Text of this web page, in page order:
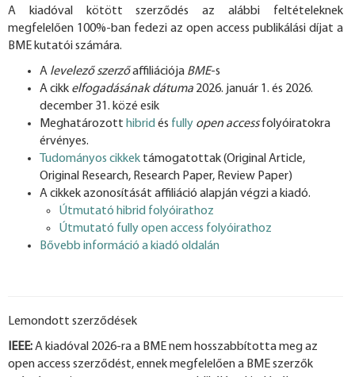
A kiadóval kötött szerződés az alábbi feltételeknek
megfelelően 100%-ban fedezi az open access publikálási díjat a
BME kutatói számára.
A levelező szerzőaffiliációja BME-s
A cikk elfogadásának dátuma 2026. január 1. és 2026.
december 31. közé esik
Meghatározott hibrid és fully open accessfolyóiratokra
érvényes.
Tudományos cikkek támogatottak (Original Article,
Original Research, Research Paper, Review Paper)
A cikkek azonosítását affiliáció alapján végzi a kiadó.
Útmutató hibrid folyóirathoz
Útmutató fully open access folyóirathoz
Bővebb információ a kiadó oldalán
Lemondott szerződések
IEEE:A kiadóval 2026-ra a BME nem hosszabbította meg az
open access szerződést, ennek megfelelően a BME szerzők